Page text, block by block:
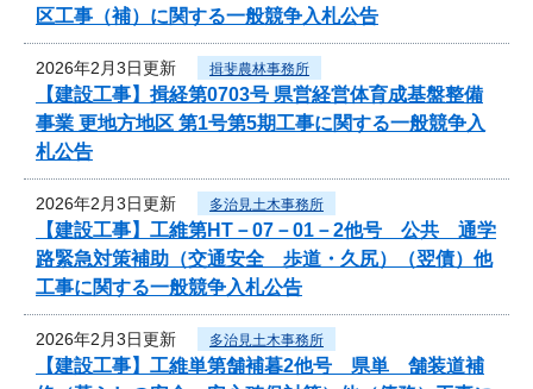
区工事（補）に関する一般競争入札公告
2026年2月3日更新 揖斐農林事務所
【建設工事】揖経第0703号 県営経営体育成基盤整備
事業 更地方地区 第1号第5期工事に関する一般競争入
札公告
2026年2月3日更新 多治見土木事務所
【建設工事】工維第HT－07－01－2他号 公共 通学
路緊急対策補助（交通安全 歩道・久尻）（翌債）他
工事に関する一般競争入札公告
2026年2月3日更新 多治見土木事務所
【建設工事】工維単第舗補暮2他号 県単 舗装道補